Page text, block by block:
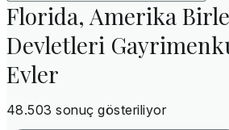
Florida, Amerika
Devletleri
Evler
48.503 sonuç gösteriliyor